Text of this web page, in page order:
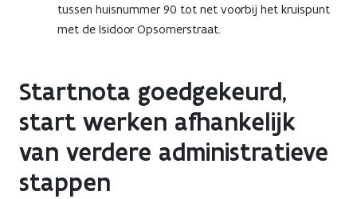
tussen huisnummer 90 tot net voorbij het kruispunt
met de Isidoor Opsomerstraat.
Startnota goedgekeurd,
start werken afhankelijk
van verdere administratieve
stappen